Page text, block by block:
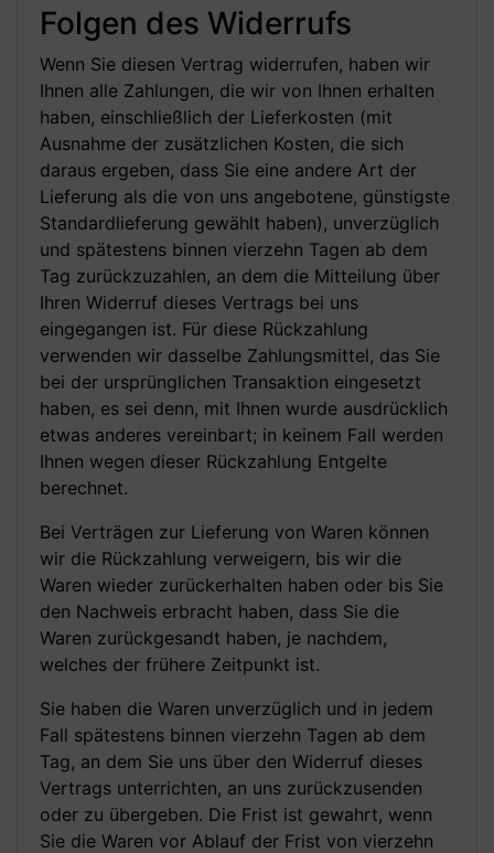
Folgen des Widerrufs
Wenn Sie diesen Vertrag widerrufen, haben wir
Ihnen alle Zahlungen, die wir von Ihnen erhalten
haben, einschließlich der Lieferkosten (mit
Ausnahme der zusätzlichen Kosten, die sich
daraus ergeben, dass Sie eine andere Art der
Lieferung als die von uns angebotene, günstigste
Standardlieferung gewählt haben), unverzüglich
und spätestens binnen vierzehn Tagen ab dem
Tag zurückzuzahlen, an dem die Mitteilung über
Ihren Widerruf dieses Vertrags bei uns
eingegangen ist. Für diese Rückzahlung
verwenden wir dasselbe Zahlungsmittel, das Sie
bei der ursprünglichen Transaktion eingesetzt
haben, es sei denn, mit Ihnen wurde ausdrücklich
etwas anderes vereinbart; in keinem Fall werden
Ihnen wegen dieser Rückzahlung Entgelte
berechnet.
Bei Verträgen zur Lieferung von Waren können
wir die Rückzahlung verweigern, bis wir die
Waren wieder zurückerhalten haben oder bis Sie
den Nachweis erbracht haben, dass Sie die
Waren zurückgesandt haben, je nachdem,
welches der frühere Zeitpunkt ist.
Sie haben die Waren unverzüglich und in jedem
Fall spätestens binnen vierzehn Tagen ab dem
Tag, an dem Sie uns über den Widerruf dieses
Vertrags unterrichten, an uns zurückzusenden
oder zu übergeben. Die Frist ist gewahrt, wenn
Sie die Waren vor Ablauf der Frist von vierzehn